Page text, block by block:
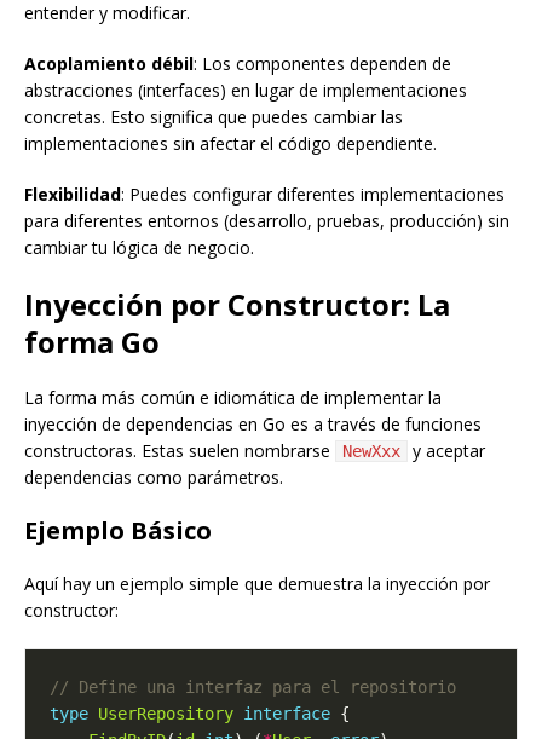
entender y modificar.
Acoplamiento débil: Los componentes dependen de
abstracciones (interfaces) en lugar de implementaciones
concretas. Esto significa que puedes cambiar las
implementaciones sin afectar el código dependiente.
Flexibilidad: Puedes configurar diferentes implementaciones
para diferentes entornos (desarrollo, pruebas, producción) sin
cambiar tu lógica de negocio.
Inyección por Constructor: La
forma Go
La forma más común e idiomática de implementar la
inyección de dependencias en Go es a través de funciones
constructoras. Estas suelen nombrarse
NewXxx
y aceptar
dependencias como parámetros.
Ejemplo Básico
Aquí hay un ejemplo simple que demuestra la inyección por
constructor:
type UserRepository interface